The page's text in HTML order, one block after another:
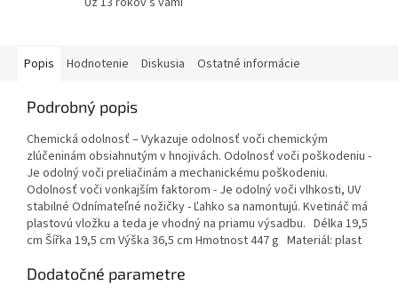
Popis Hodnotenie Diskusia Ostatné informácie
Podrobný popis
Chemická odolnosť – Vykazuje odolnosť voči chemickým
zlúčeninám obsiahnutým v hnojivách. Odolnosť voči poškodeniu -
Je odolný voči preliačinám a mechanickému poškodeniu.
Odolnosť voči vonkajším faktorom - Je odolný voči vlhkosti, UV
stabilné Odnímateľné nožičky - Ľahko sa namontujú. Kvetináč má
plastovú vložku a teda je vhodný na priamu výsadbu. Délka 19,5
cm Šířka 19,5 cm Výška 36,5 cm Hmotnost 447 g Materiál: plast
Dodatočné parametre